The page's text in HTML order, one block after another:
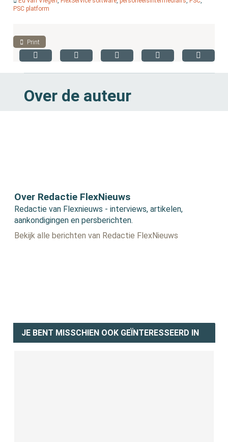
PSC platform
Print
Over de auteur
Over Redactie FlexNieuws
Redactie van Flexnieuws - interviews, artikelen,
aankondigingen en persberichten.
Bekijk alle berichten van Redactie FlexNieuws
JE BENT MISSCHIEN OOK GEÏNTERESSEERD IN